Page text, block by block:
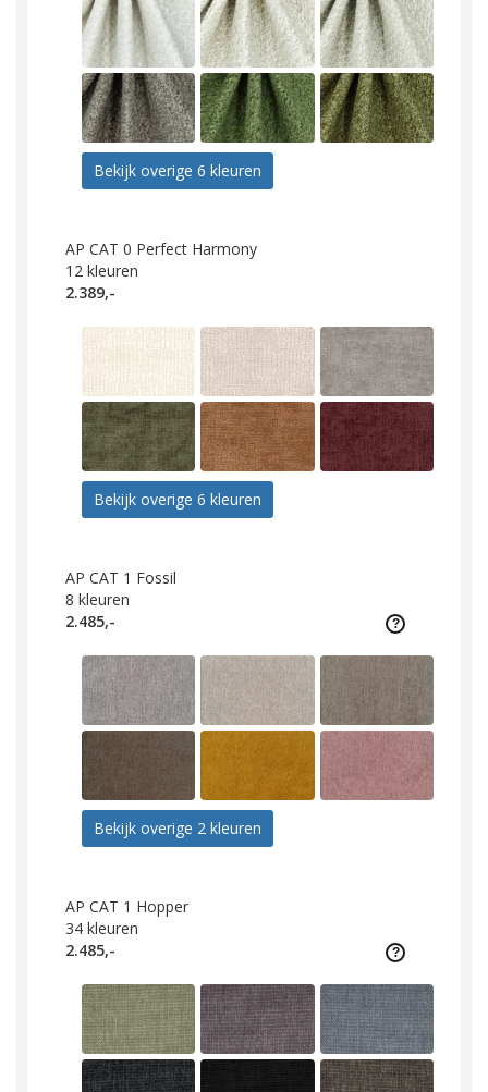
Bekijk overige 6 kleuren
AP CAT 0 Perfect Harmony
12 kleuren
2.389,-
Bekijk overige 6 kleuren
AP CAT 1 Fossil
8 kleuren
2.485,-
Bekijk overige 2 kleuren
AP CAT 1 Hopper
34 kleuren
2.485,-